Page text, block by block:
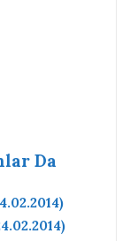
Da